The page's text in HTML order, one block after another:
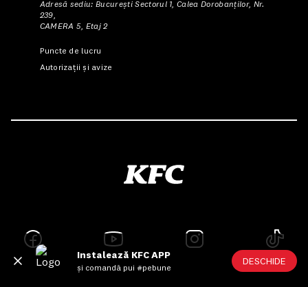
Instalează KFC APP
și comandă pui #pebune
DESCHIDE
Adresă sediu: Bucureşti Sectorul 1, Calea Dorobanţilor, Nr.
239,
CAMERA 5, Etaj 2
Puncte de lucru
Autorizații și avize